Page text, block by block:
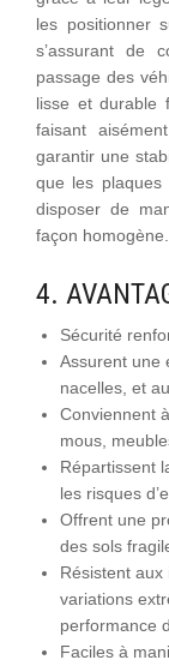
les positionner
s’assurant de
passage des
lisse et durable
faisant
garantir une
que les
disposer de
façon homogène.
4.
Sécurité
Assurent une
nacelles, et
Conviennent
mous,
Répartissent
les risques
Offrent une
des sols
Résistent
variations
performance
Faciles à